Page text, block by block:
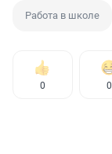
Работа в школе
0 0